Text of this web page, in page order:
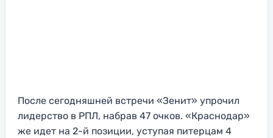
После сегодняшней встречи «Зенит» упрочил
лидерство в РПЛ, набрав 47 очков. «Краснодар»
же идет на 2-й позиции, уступая питерцам 4